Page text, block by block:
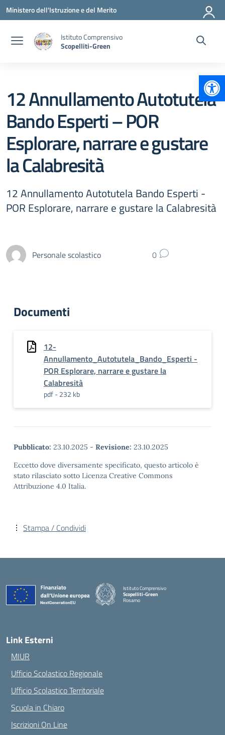
Vai ai contenuti
Vai al menu di navigazione
Vai al footer
Ministero dell'Istruzione e del Merito
Istituto Comprensivo
Scopelliti-Green
12 Annullamento Autotutela
Bando Esperti – POR
Esplorare, narrare e gustare
la Calabresità
12 Annullamento Autotutela Bando Esperti -
POR Esplorare, narrare e gustare la Calabresità
Personale scolastico 0
Documenti
12-
Annullamento_Autotutela_Bando_Esperti -
POR Esplorare, narrare e gustare la
Calabresità
pdf - 232 kb
Pubblicato: 23.10.2025 - Revisione: 23.10.2025
Eccetto dove diversamente specificato, questo articolo è
stato rilasciato sotto Licenza Creative Commons
Attribuzione 4.0 Italia.
Stampa / Condividi
Istituto Comprensivo
Scopelliti-Green
Rosarno
Link Esterni
MIUR
Ufficio Scolastico Regionale
Ufficio Scolastico Territoriale
Scuola in Chiaro
Iscrizioni On Line